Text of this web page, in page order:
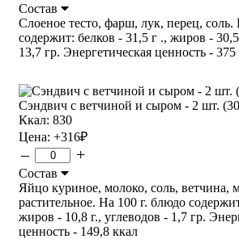
Состав
Слоеное тесто, фарш, лук, перец, соль.
содержит: белков - 31,5 г ., жиров -
13,7 гр. Энергетическая ценность - 375
Сэндвич с ветчиной и сыром - 2 шт.
Ккал: 830
Цена: +316₽
– +
Состав
Яйцо куриное, молоко, соль, ветчина,
растительное. На 100 г. блюдо
жиров - 10,8 г., углеводов - 1,7 гр.
ценность - 149,8 ккал